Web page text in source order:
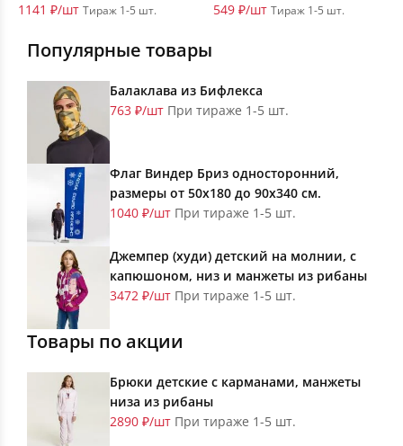
1141 ₽/шт Тираж 1-5 шт.
549 ₽/шт Тираж 1-5 шт.
Популярные товары
Балаклава из Бифлекса
763 ₽/шт При тираже 1-5 шт.
Флаг Виндер Бриз односторонний,
размеры от 50х180 до 90х340 см.
1040 ₽/шт При тираже 1-5 шт.
Джемпер (худи) детский на молнии, с
капюшоном, низ и манжеты из рибаны
3472 ₽/шт При тираже 1-5 шт.
Товары по акции
Брюки детские с карманами, манжеты
низа из рибаны
2890 ₽/шт При тираже 1-5 шт.